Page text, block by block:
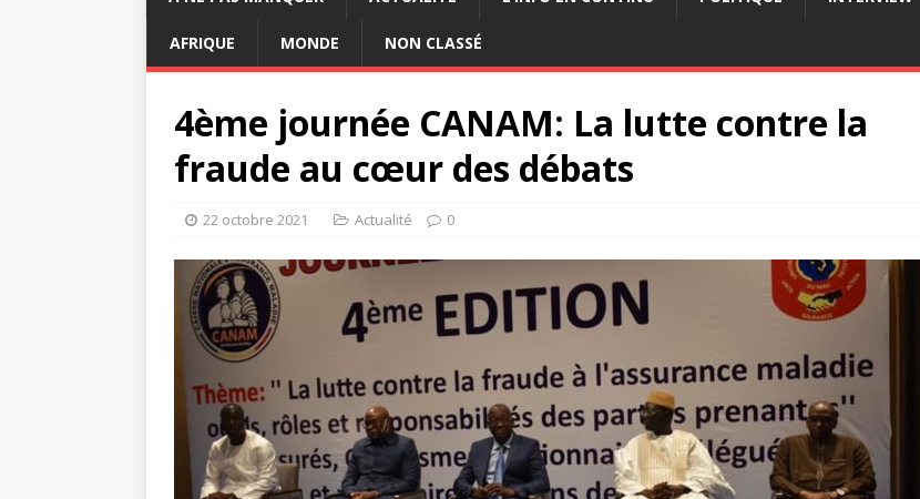
AFRIQUE MONDE NON CLASSÉ
4ème journée CANAM: La lutte contre la
fraude au cœur des débats
22 octobre 2021 Actualité 0